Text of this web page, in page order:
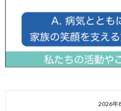
2026年